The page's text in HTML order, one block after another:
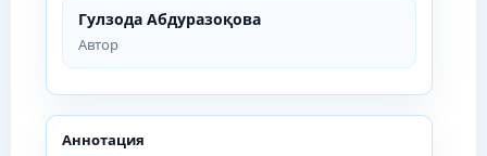
Гулзода Абдуразоқова
Автор
Аннотация